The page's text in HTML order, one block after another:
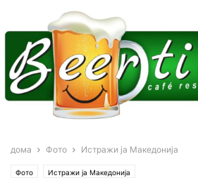
дома Фото Истражи ја Македонија
Фото Истражи ја Македонија